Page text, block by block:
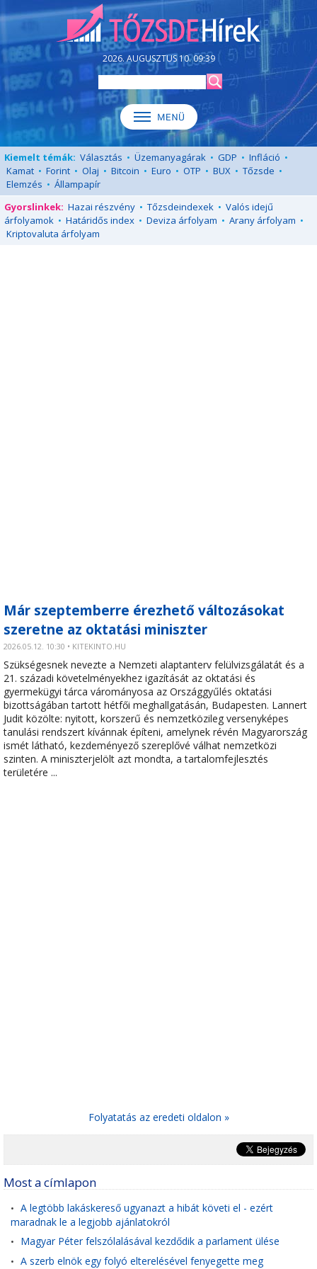
2026. AUGUSZTUS 10. 09:39
Kiemelt témák: Választás • Üzemanyagárak • GDP • Infláció •
Kamat • Forint • Olaj • Bitcoin • Euro • OTP • BUX • Tőzsde •
Elemzés • Állampapír
Gyorslinkek: Hazai részvény • Tőzsdeindexek • Valós idejű
árfolyamok • Határidős index • Deviza árfolyam • Arany árfolyam •
Kriptovaluta árfolyam
Már szeptemberre érezhető változásokat
szeretne az oktatási miniszter
2026.05.12. 10:30 • KITEKINTO.HU
Szükségesnek nevezte a Nemzeti alaptanterv felülvizsgálatát és a
21. századi követelményekhez igazítását az oktatási és
gyermekügyi tárca várományosa az Országgyűlés oktatási
bizottságában tartott hétfői meghallgatásán, Budapesten. Lannert
Judit közölte: nyitott, korszerű és nemzetközileg versenyképes
tanulási rendszert kívánnak építeni, amelynek révén Magyarország
ismét látható, kezdeményező szereplővé válhat nemzetközi
szinten. A miniszterjelölt azt mondta, a tartalomfejlesztés
területére ...
Folyatatás az eredeti oldalon »
Most a címlapon
• A legtöbb lakáskereső ugyanazt a hibát követi el - ezért
maradnak le a legjobb ajánlatokról
• Magyar Péter felszólalásával kezdődik a parlament ülése
• A szerb elnök egy folyó elterelésével fenyegette meg